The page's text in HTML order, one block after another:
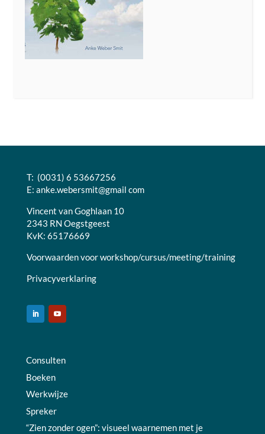
T: (0031) 6 53667256
E: anke.webersmit@gmail com
Vincent van Goghlaan 10
2343 RN Oegstgeest
KvK: 65176669
Voorwaarden voor workshop/cursus/meeting/training
Privacyverklaring
Consulten
Boeken
Werkwijze
Spreker
“Zien zonder ogen”: visueel waarnemen met je